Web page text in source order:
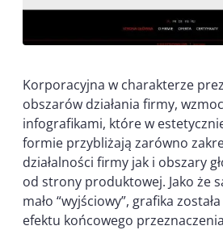
Korporacyjna w charakterze
obszarów działania firmy,
infografikami, które w
formie przybliżają zarówno
działalności firmy jak i obszary
od strony produktowej. Jako że
mało “wyjściowy”, grafika
efektu końcowego